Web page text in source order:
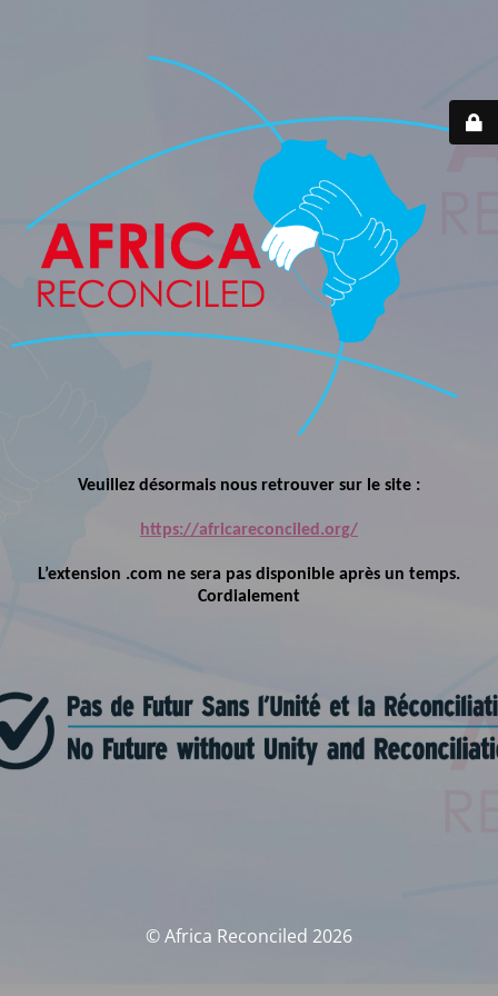
Veuillez désormais nous retrouver sur le site :
https://africareconciled.org/
L’extension .com ne sera pas disponible après un temps.
Cordialement
© Africa Reconciled 2026